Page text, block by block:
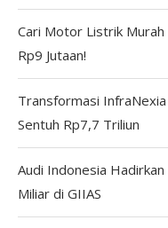
Cari Motor Listrik
Rp9 Jutaan!
Transformasi
Sentuh Rp7,7 Triliun
Audi Indonesia
Miliar di GIIAS